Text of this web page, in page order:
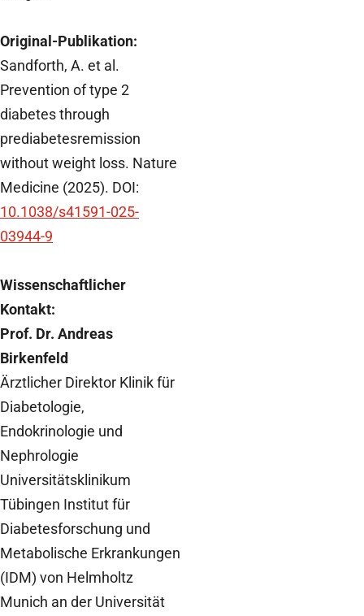
Original-Publikation:
Sandforth, A. et al.
Prevention of type 2
diabetes through
prediabetesremission
without weight loss. Nature
Medicine (2025). DOI:
10.1038/s41591-025-
03944-9
Wissenschaftlicher
Kontakt:
Prof. Dr. Andreas
Birkenfeld
Ärztlicher Direktor Klinik für
Diabetologie,
Endokrinologie und
Nephrologie
Universitätsklinikum
Tübingen Institut für
Diabetesforschung und
Metabolische Erkrankungen
(IDM) von Helmholtz
Munich an der Universität